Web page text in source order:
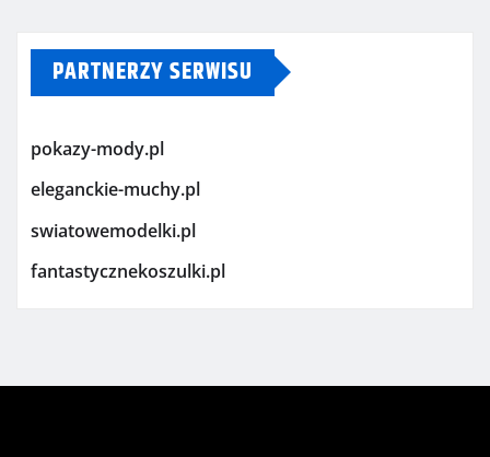
PARTNERZY SERWISU
pokazy-mody.pl
eleganckie-muchy.pl
swiatowemodelki.pl
fantastycznekoszulki.pl